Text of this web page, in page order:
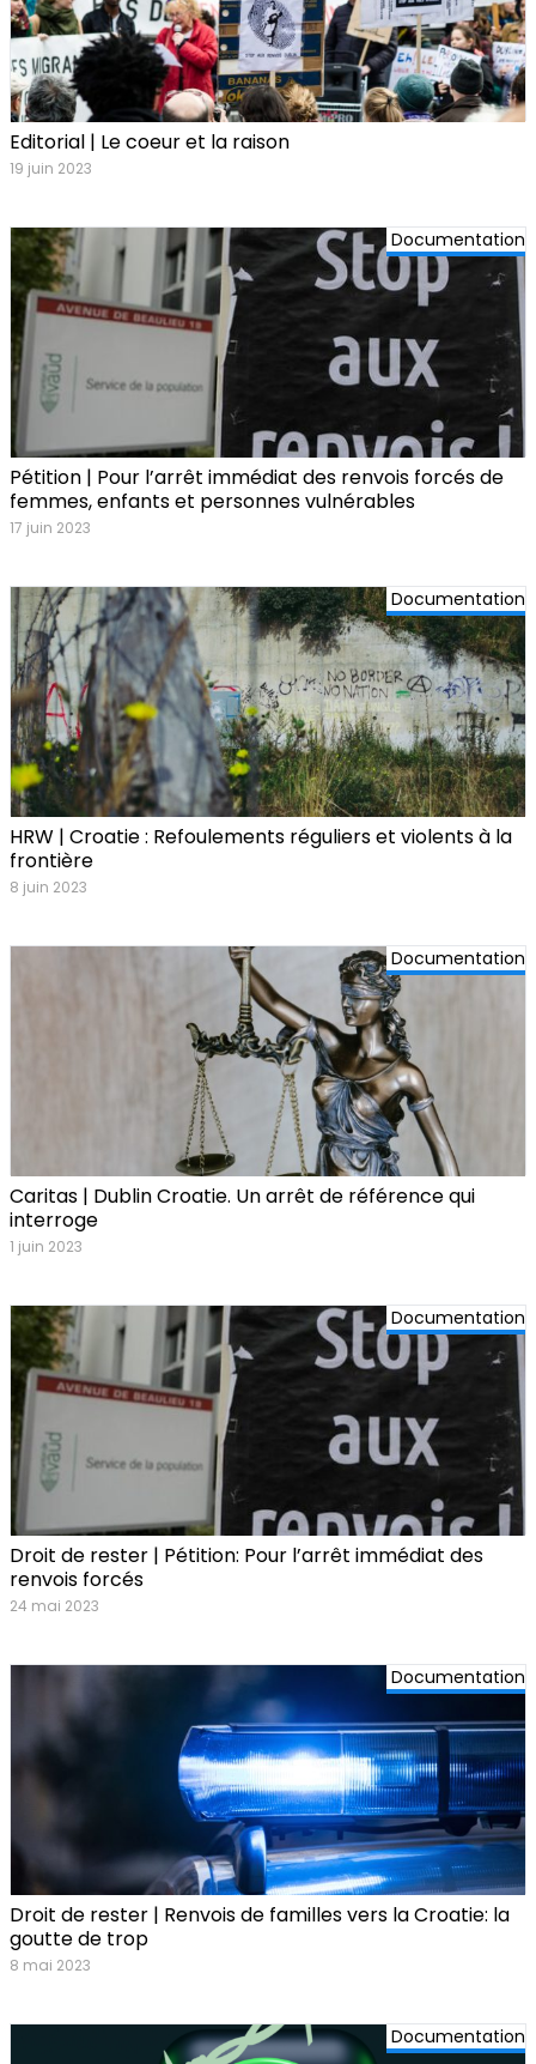
Editorial | Le coeur et la raison
19 juin 2023
Documentation
Pétition | Pour l’arrêt immédiat des renvois forcés de
femmes, enfants et personnes vulnérables
17 juin 2023
Documentation
HRW | Croatie : Refoulements réguliers et violents à la
frontière
8 juin 2023
Documentation
Caritas | Dublin Croatie. Un arrêt de référence qui
interroge
1 juin 2023
Documentation
Droit de rester | Pétition: Pour l’arrêt immédiat des
renvois forcés
24 mai 2023
Documentation
Droit de rester | Renvois de familles vers la Croatie: la
goutte de trop
8 mai 2023
Documentation